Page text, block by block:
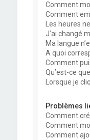
Comment
Comment
Les heures
J’ai changé
Ma langue
A quoi
Comment
Qu’est-ce
Lorsque je
Problèmes
Comment
Comment
Comment